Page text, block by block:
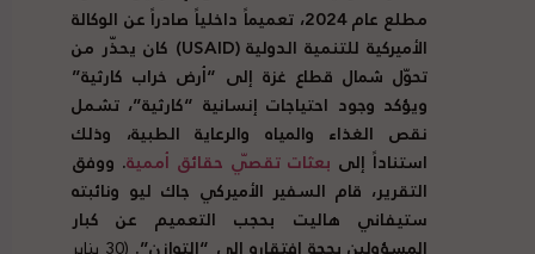
مطلع عام 2024، تعميماً داخلياً صادراً عن الوكالة
الأميركية للتنمية الدولية (USAID) كان يحذّر من
تحوّل شمال قطاع غزة إلى “أرض خراب كارثية”
ويؤكد وجود احتياجات إنسانية “كارثية”، تشمل
نقص الغذاء والمياه والرعاية الطبية، وذلك
استناداً إلى بعثات تقصّي حقائق أممية. ووفق
التقرير، قام السفير الأميركي جاك ليو ونائبته
ستيفاني هاليت بحجب التعميم عن كبار
المسؤولين بحجة افتقاره إلى “التوازن”.
(30 يناير